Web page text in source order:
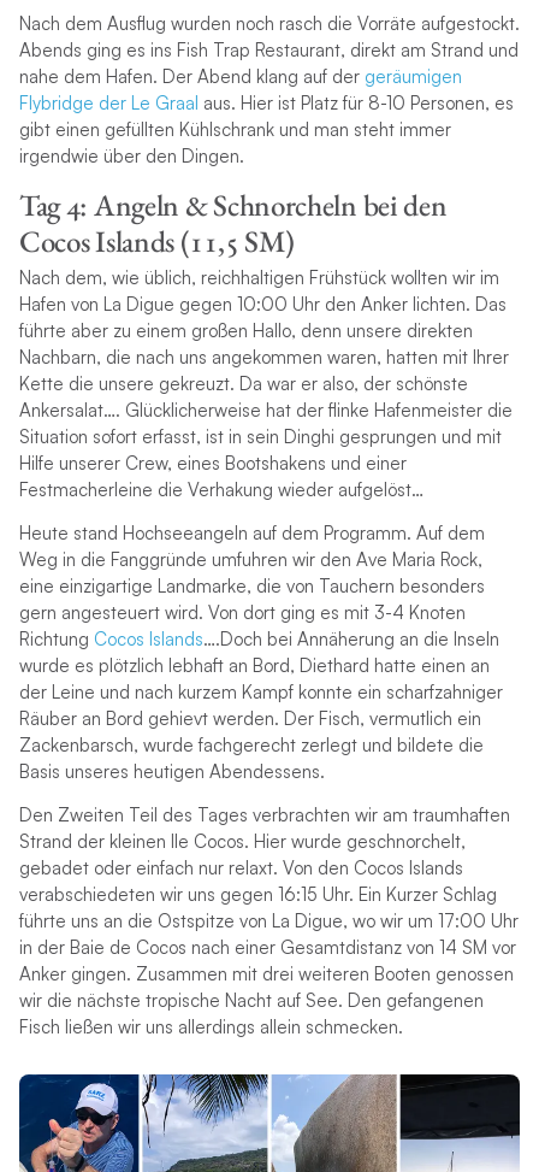
Nach dem Ausflug wurden noch rasch die Vorräte aufgestockt.
Abends ging es ins Fish Trap Restaurant, direkt am Strand und
nahe dem Hafen. Der Abend klang auf der geräumigen
Flybridge der Le Graal aus. Hier ist Platz für 8-10 Personen, es
gibt einen gefüllten Kühlschrank und man steht immer
irgendwie über den Dingen.
Tag 4: Angeln & Schnorcheln bei den
Cocos Islands (11,5 SM)
Nach dem, wie üblich, reichhaltigen Frühstück wollten wir im
Hafen von La Digue gegen 10:00 Uhr den Anker lichten. Das
führte aber zu einem großen Hallo, denn unsere direkten
Nachbarn, die nach uns angekommen waren, hatten mit Ihrer
Kette die unsere gekreuzt. Da war er also, der schönste
Ankersalat…. Glücklicherweise hat der flinke Hafenmeister die
Situation sofort erfasst, ist in sein Dinghi gesprungen und mit
Hilfe unserer Crew, eines Bootshakens und einer
Festmacherleine die Verhakung wieder aufgelöst…
Heute stand Hochseeangeln auf dem Programm. Auf dem
Weg in die Fanggründe umfuhren wir den Ave Maria Rock,
eine einzigartige Landmarke, die von Tauchern besonders
gern angesteuert wird. Von dort ging es mit 3-4 Knoten
Richtung Cocos Islands….Doch bei Annäherung an die Inseln
wurde es plötzlich lebhaft an Bord, Diethard hatte einen an
der Leine und nach kurzem Kampf konnte ein scharfzahniger
Räuber an Bord gehievt werden. Der Fisch, vermutlich ein
Zackenbarsch, wurde fachgerecht zerlegt und bildete die
Basis unseres heutigen Abendessens.
Den Zweiten Teil des Tages verbrachten wir am traumhaften
Strand der kleinen Ile Cocos. Hier wurde geschnorchelt,
gebadet oder einfach nur relaxt. Von den Cocos Islands
verabschiedeten wir uns gegen 16:15 Uhr. Ein Kurzer Schlag
führte uns an die Ostspitze von La Digue, wo wir um 17:00 Uhr
in der Baie de Cocos nach einer Gesamtdistanz von 14 SM vor
Anker gingen. Zusammen mit drei weiteren Booten genossen
wir die nächste tropische Nacht auf See. Den gefangenen
Fisch ließen wir uns allerdings allein schmecken.